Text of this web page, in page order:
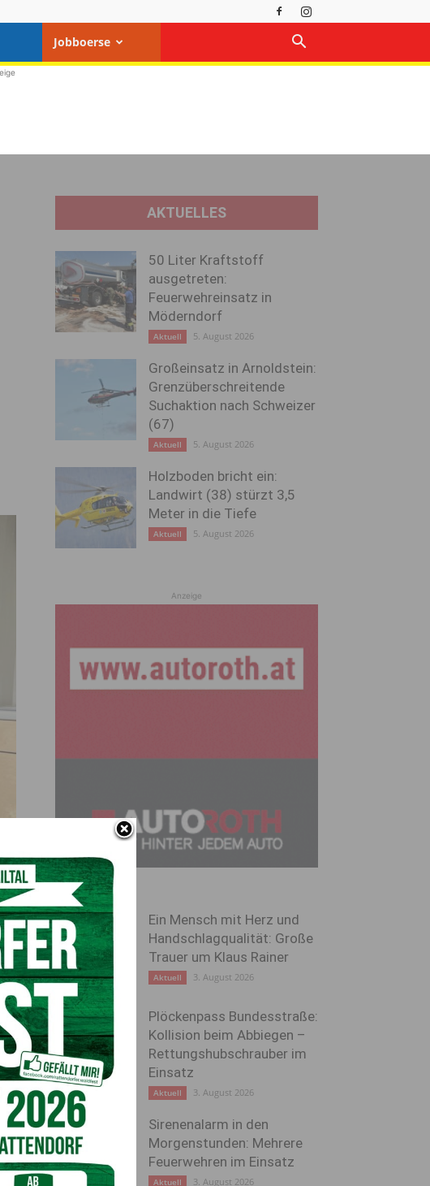
Jobboerse
AKTUELLES
50 Liter Kraftstoff
ausgetreten:
Feuerwehreinsatz in
Möderndorf
Aktuell 5. August 2026
Großeinsatz in Arnoldstein:
Grenzüberschreitende
Suchaktion nach Schweizer
(67)
Aktuell 5. August 2026
Holzboden bricht ein:
Landwirt (38) stürzt 3,5
Meter in die Tiefe
Aktuell 5. August 2026
Anzeige
Ein Mensch mit Herz und
Handschlagqualität: Große
Trauer um Klaus Rainer
Aktuell 3. August 2026
Plöckenpass Bundesstraße:
Kollision beim Abbiegen –
Rettungshubschrauber im
Einsatz
Aktuell 3. August 2026
Sirenenalarm in den
Morgenstunden: Mehrere
Feuerwehren im Einsatz
Aktuell 3. August 2026